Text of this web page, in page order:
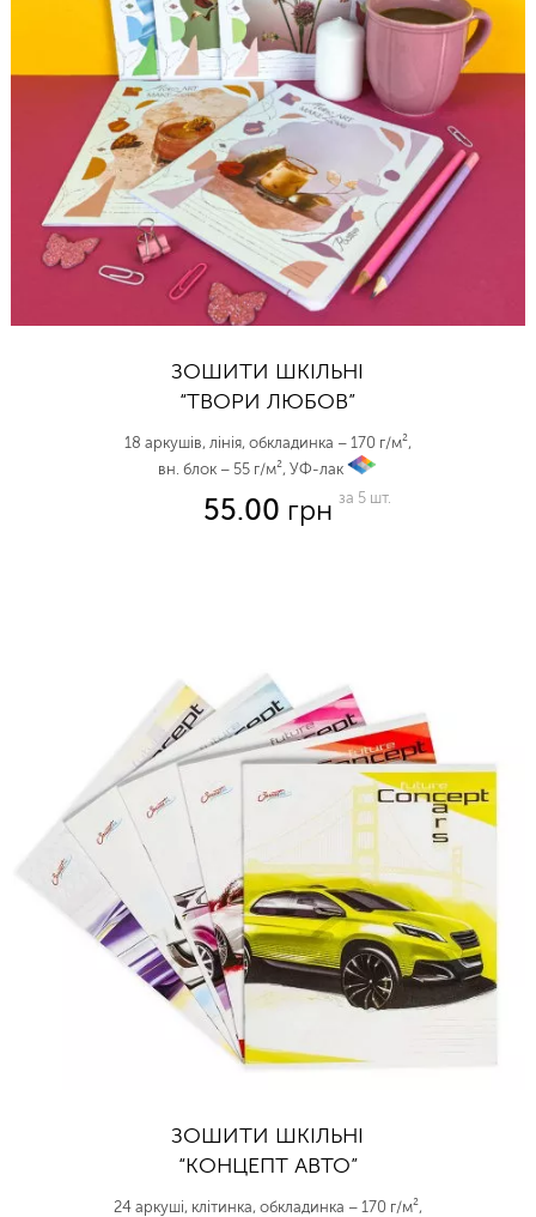
ЗОШИТИ ШКІЛЬНІ
“ТВОРИ ЛЮБОВ”
18 аркушів, лінія, обкладинка – 170 г/м²,
вн. блок – 55 г/м², УФ-лак
55.00 грн за 5 шт.
ЗОШИТИ ШКІЛЬНІ
“КОНЦЕПТ АВТО”
24 аркуші, клітинка, обкладинка – 170 г/м²,